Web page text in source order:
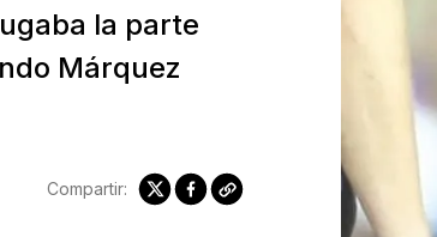
la parte
Márquez
Compartir: